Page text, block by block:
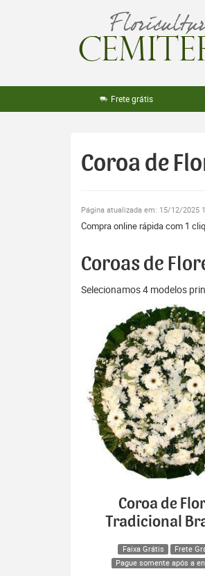
Frete grátis
Coroa de
Página atualizada em: 15/12/2025
Compra online rápida com 1
Coroas de
Selecionamos 4 modelos
Coroa de
Tradicional
Faixa Grátis
Frete
Pague somente após a